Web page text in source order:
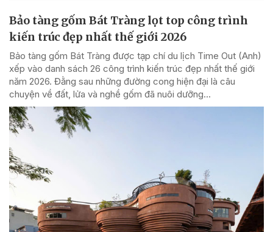
Bảo tàng gốm Bát Tràng lọt top công trình
kiến trúc đẹp nhất thế giới 2026
Bảo tàng gốm Bát Tràng được tạp chí du lịch Time Out (Anh)
xếp vào danh sách 26 công trình kiến trúc đẹp nhất thế giới
năm 2026. Đằng sau những đường cong hiện đại là câu
chuyện về đất, lửa và nghề gốm đã nuôi dưỡng...